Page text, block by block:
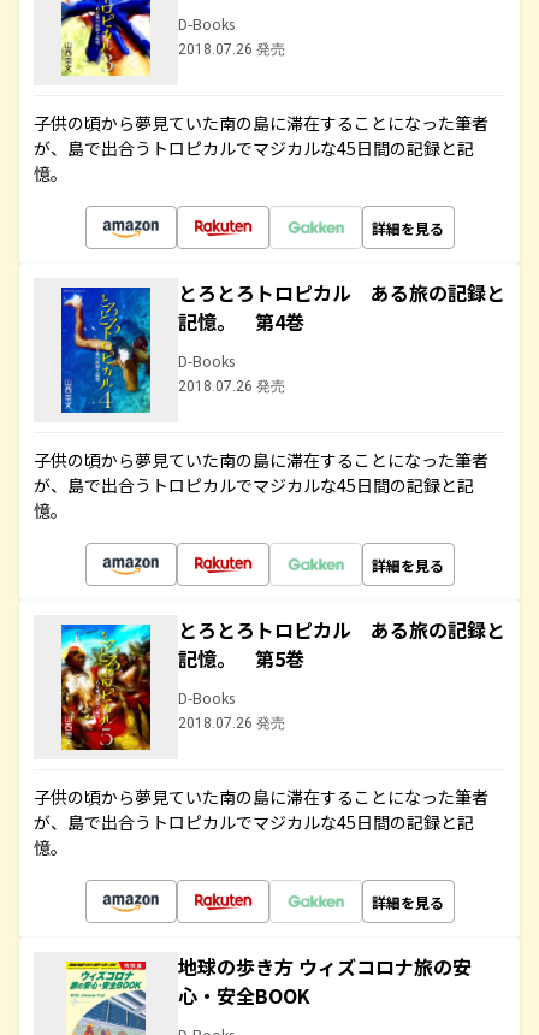
D-Books
2018.07.26 発売
子供の頃から夢見ていた南の島に滞在することになった筆者
が、島で出合うトロピカルでマジカルな45日間の記録と記
憶。
詳細を見る
とろとろトロピカル ある旅の記録と
記憶。 第4巻
D-Books
2018.07.26 発売
子供の頃から夢見ていた南の島に滞在することになった筆者
が、島で出合うトロピカルでマジカルな45日間の記録と記
憶。
詳細を見る
とろとろトロピカル ある旅の記録と
記憶。 第5巻
D-Books
2018.07.26 発売
子供の頃から夢見ていた南の島に滞在することになった筆者
が、島で出合うトロピカルでマジカルな45日間の記録と記
憶。
詳細を見る
地球の歩き方 ウィズコロナ旅の安
心・安全BOOK